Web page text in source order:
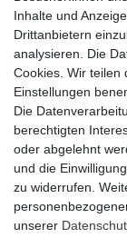
SICHER
Inhalte und
Drittanbietern
analysieren. Die
Cookies. Wir teilen
Einstellungen
Die
berechtigten
oder abgelehnt
und die
zu widerrufen.
unserer